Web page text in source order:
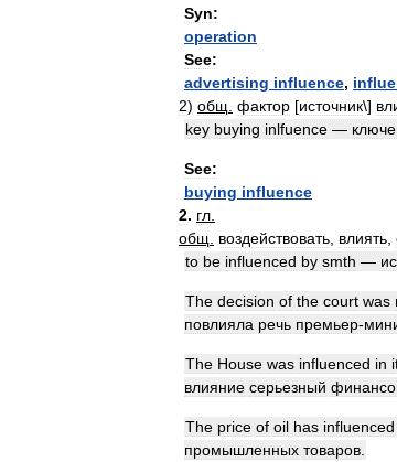
Syn:
operation
See:
advertising influence,
2) общ фактор [источник\]
key buying inlfuence —
See:
buying influence
2. гл
общ
воздействовать влиять
to be influenced by smth —
The decision of the court was
повлияла речь премьер-
The House was influenced in
влияние серьезный
The price of oil has influenced
промышленных товаров